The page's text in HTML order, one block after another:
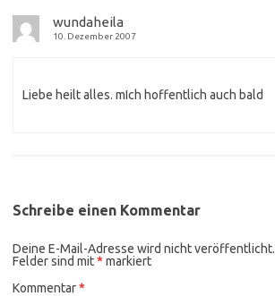
wundaheila
10. Dezember 2007
Liebe heilt alles. mIch hoffentlich auch bald
Schreibe einen Kommentar
Deine E-Mail-Adresse wird nicht veröffentlicht.
Felder sind mit* markiert
Kommentar*